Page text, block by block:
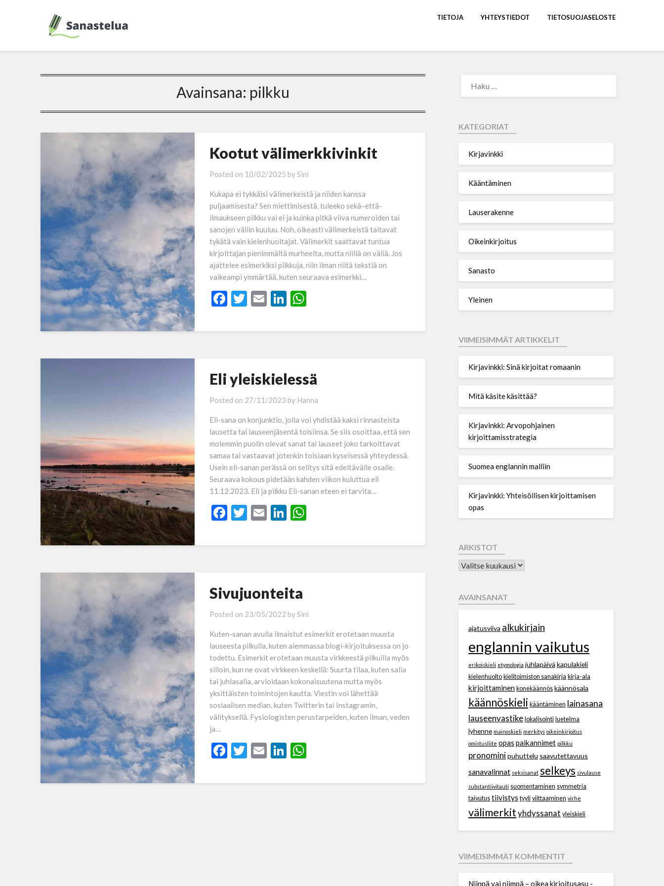
TIETOJA YHTEYSTIEDOT TIETOSUOJASELOSTE
Avainsana: pilkku
Kootut välimerkkivinkit
Posted on 10/02/2025 bySini
Kukapa ei tykkäisi välimerkeistä ja niiden kanssa
puljaamisesta? Sen miettimisestä, tuleeko sekä–että-
ilmaukseen pilkku vai ei ja kuinka pitkä viiva numeroiden tai
sanojen väliin kuuluu. Noh, oikeasti välimerkeistä taitavat
tykätä vain kielenhuoltajat. Välimerkit saattavat tuntua
kirjoittajan pienimmältä murheelta, mutta niillä on väliä. Jos
ajattelee esimerkiksi pilkkuja, niin ilman niitä tekstiä on
vaikeampi ymmärtää, kuten seuraava esimerkki…
Facebook
Twitter
EmailLinkedIn
WhatsApp
Eli yleiskielessä
Posted on 27/11/2023 by Hanna
Eli-sana on konjunktio, jolla voi yhdistää kaksi rinnasteista
lausetta tai lauseenjäsentä toisiinsa. Se siis osoittaa, että sen
molemmin puolin olevat sanat tai lauseet joko tarkoittavat
samaa tai vastaavat jotenkin toisiaan kyseisessä yhteydessä.
Usein eli-sanan perässä on selitys sitä edeltävälle osalle.
Seuraava kokous pidetään kahden viikon kuluttua eli
11.12.2023. Eli ja pilkku Eli-sanan eteen ei tarvita…
Facebook
Twitter
EmailLinkedIn
WhatsApp
Sivujuonteita
Posted on 23/05/2022 bySini
Kuten-sanan avulla ilmaistut esimerkit erotetaan muusta
lauseesta pilkulla, kuten aiemmassa blogi-kirjoituksessa on jo
todettu. Esimerkit erotetaan muusta virkkeestä pilkuilla myös
silloin, kun ne ovat virkkeen keskellä: Suurta tilaa, kuten salia
tai juhlasalia, arvioidaan kokonaisuutena mutta myös
yksittäisten toimintojen kautta. Viestin voi lähettää
sosiaalisen median, kuten Twitterin tai Instagramin,
välityksellä. Fysiologisten perustarpeiden, kuten ilman, veden
ja…
Facebook
Twitter
EmailLinkedIn
WhatsApp
KATEGORIAT
Kirjavinkki
Kääntäminen
Lauserakenne
Oikeinkirjoitus
Sanasto
Yleinen
VIIMEISIMMÄT ARTIKKELIT
Kirjavinkki: Sinä kirjoitat romaanin
Mitä käsite käsittää?
Kirjavinkki: Arvopohjainen
kirjoittamisstrategia
Suomea englannin malliin
Kirjavinkki: Yhteisöllisen kirjoittamisen
opas
ARKISTOT
AVAINSANAT
ajatusviiva alkukirjain
englannin vaikutus
erikoiskieli etymologia juhlapäivä kapulakieli
kielenhuolto kielitoimiston sanakirja kirja-ala
kirjoittaminen konekäännös käännösala
käännöskieli kääntäminen lainasana
lauseenvastike lokalisointi luetelma
lyhenne mainoskieli merkitys oikeinkirjoitus
omistusliite opas paikannimet pilkku
pronominipuhuttelu saavutettavuus
sanavalinnat seksisanat selkeys sivulause
substantiivitauti suomentaminen symmetria
taivutus tiivistys tyyli viittaaminen virhe
välimerkityhdyssanat yleiskieli
VIIMEISIMMÄT KOMMENTIT
Niinpä vai niimpä – oikea kirjoitusasu -